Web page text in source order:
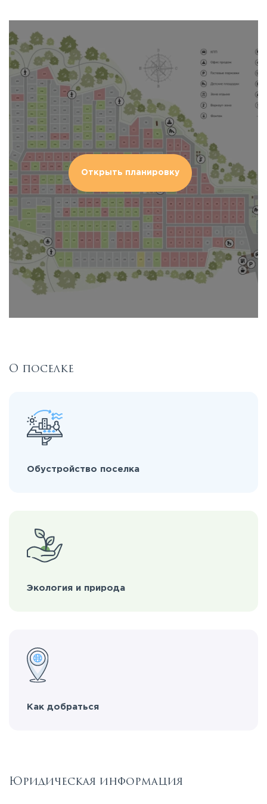
Открыть планировку
О поселке
Обустройство поселка
Экология и природа
Как добраться
Юридическая информация